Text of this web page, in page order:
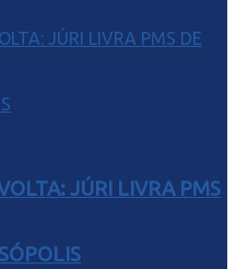
JÚRI LIVRA PMS